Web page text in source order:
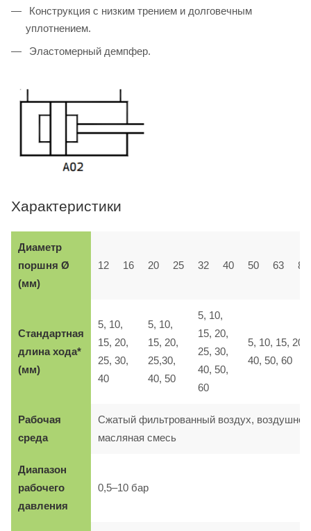
Конструкция с низким трением и долговечным
уплотнением.
Эластомерный демпфер.
Характеристики
Диаметр
поршня Ø
(мм)
12 16 20 25 32 40 50 63 80
Стандартная
длина хода*
(мм)
5, 10,
15, 20,
25, 30,
40
5, 10,
15, 20,
25,30,
40, 50
5, 10,
15, 20,
25, 30,
40, 50,
60
5, 10, 15, 20,
40, 50, 60
Рабочая
среда
Сжатый фильтрованный воздух, воздушно-
масляная смесь
Диапазон
рабочего
давления
0,5–10 бар